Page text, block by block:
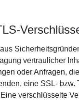
vertraulicher
oder Anfragen,
eine SSL- bzw.
verschlüsselte